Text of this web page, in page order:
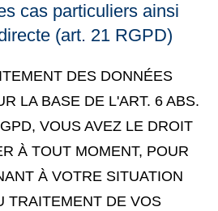
cas particuliers ainsi
(art. 21 RGPD)
DES DONNÉES
LA BASE DE L'ART. 6 ABS.
VOUS AVEZ LE DROIT
À TOUT MOMENT, POUR
À VOTRE SITUATION
TRAITEMENT DE VOS